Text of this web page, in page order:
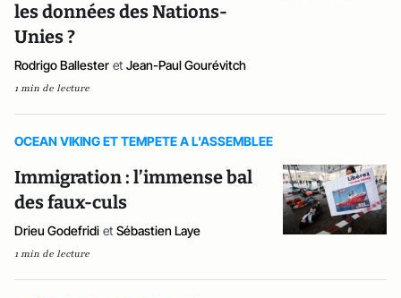
les données des Nations-
Unies ?
Rodrigo Ballester et Jean-Paul Gourévitch
1 min de lecture
OCEAN VIKING ET TEMPETE A L'ASSEMBLEE
Immigration : l’immense bal
des faux-culs
Drieu Godefridi et Sébastien Laye
1 min de lecture